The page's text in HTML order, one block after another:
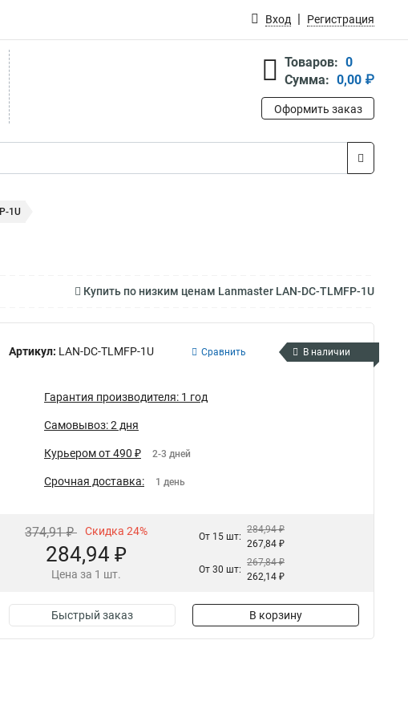
Вход Регистрация
Товаров: 0
Сумма: 0,00 ₽
Оформить заказ
1U
Купить по низким ценам Lanmaster LAN-DC-TLMFP-1U
Артикул: LAN-DC-TLMFP-1U Сравнить В наличии
Гарантия производителя: 1 год
Самовывоз: 2 дня
Курьером от 490 ₽ 2-3 дней
Срочная доставка: 1 день
374,91 ₽ Скидка 24%
284,94 ₽
Цена за 1 шт.
От 15 шт:
284,94 ₽
267,84 ₽
От 30 шт:
267,84 ₽
262,14 ₽
Быстрый заказ В корзину